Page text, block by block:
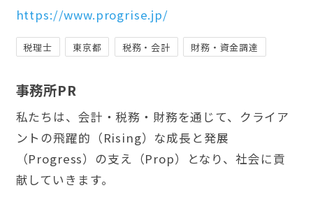
https://www.progrise.jp/
税理士 東京都 税務・会計 財務・資金調達
事務所PR
私たちは、会計・税務・財務を通じて、クライア
ントの飛躍的（Rising）な成長と発展
（Progress）の支え（Prop）となり、社会に貢
献していきます。